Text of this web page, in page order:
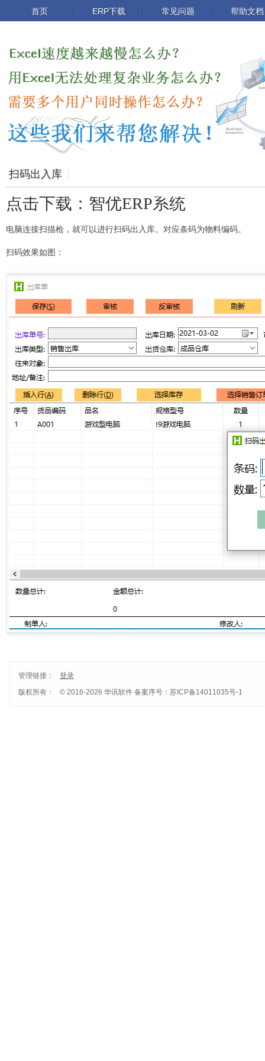
首页 ERP下载 常见问题 帮助文档
扫码出入库
点击下载：智优ERP系统
电脑连接扫描枪，就可以进行扫码出入库。对应条码为物料编码。
扫码效果如图：
管理链接：
登录
版权所有：
© 2016-2026 华讯软件 备案序号：苏ICP备14011035号-1